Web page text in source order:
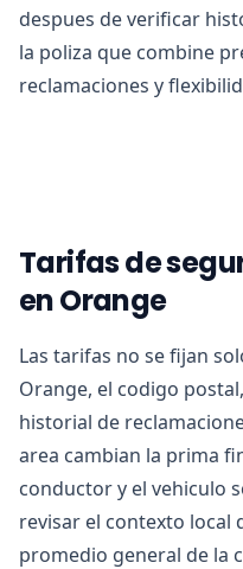
despues de verificar
la poliza que combine
reclamaciones y
Tarifas de
en Orange
Las tarifas no se fijan
Orange, el codigo
historial de
area cambian la prima
conductor y el vehiculo
revisar el contexto local
promedio general de la